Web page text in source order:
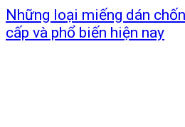
Những loại miếng dán
cấp và phổ biến hiện nay